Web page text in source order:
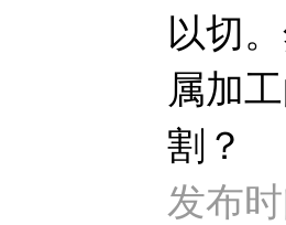
以切
属加
割？
发布